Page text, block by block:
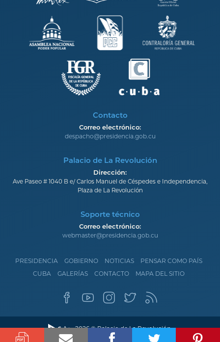
Contacto
Correo electrónico:
despacho@presidencia.gob.cu
Palacio de La Revolución
Dirección:
Ave Paseo # 1040 B e/ Carlos Manuel de Céspedes e Independencia,
Plaza de La Revolución
Soporte técnico
Correo electrónico:
webmaster@presidencia.gob.cu
PRESIDENCIA GOBIERNO NOTICIAS
PENSAR COMO PAÍS
CUBA
GALERÍAS CONTACTO MAPA DEL SITIO
2026 © Palacio de La Revolución.